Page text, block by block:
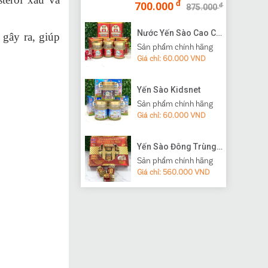
ra, giúp
700.000đ 875.000đ
Nước Yến Sào Cao Cấp Vạn Tam
Sản phẩm chính hãng
Giá chỉ: 60.000 VND
Yến Sào Kidsnet
Sản phẩm chính hãng
Giá chỉ: 60.000 VND
Yến Sào Đông Trùng Hạ Thảo
Sản phẩm chính hãng
Giá chỉ: 560.000 VND